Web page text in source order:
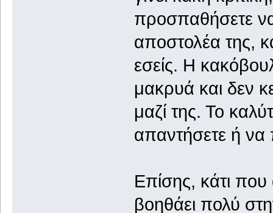
προσπαθήσετε
αποστολέα της,
εσείς. Η
μακρυά και δεν
μαζί της. Το
απαντήσετε ή να
Επίσης, κάτι
βοηθάει πολύ